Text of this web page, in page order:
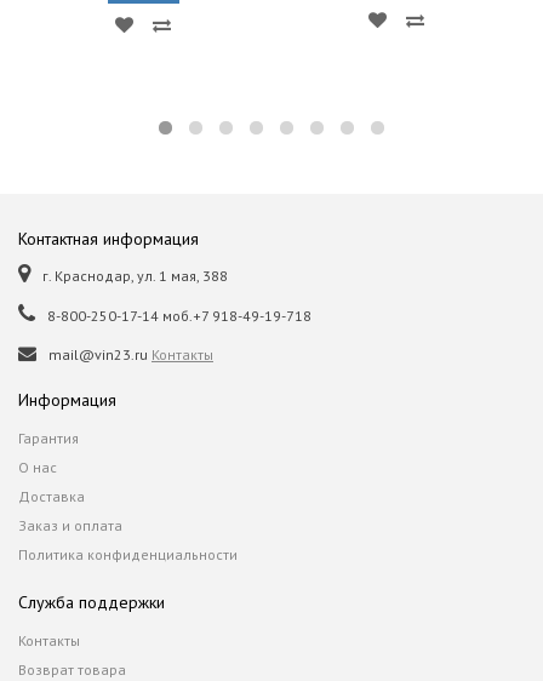
Контактная информация
г. Краснодар, ул. 1 мая, 388
8-800-250-17-14 моб.+7 918-49-19-718
mail@vin23.ru Контакты
Информация
Гарантия
О нас
Доставка
Заказ и оплата
Политика конфиденциальности
Служба поддержки
Контакты
Возврат товара